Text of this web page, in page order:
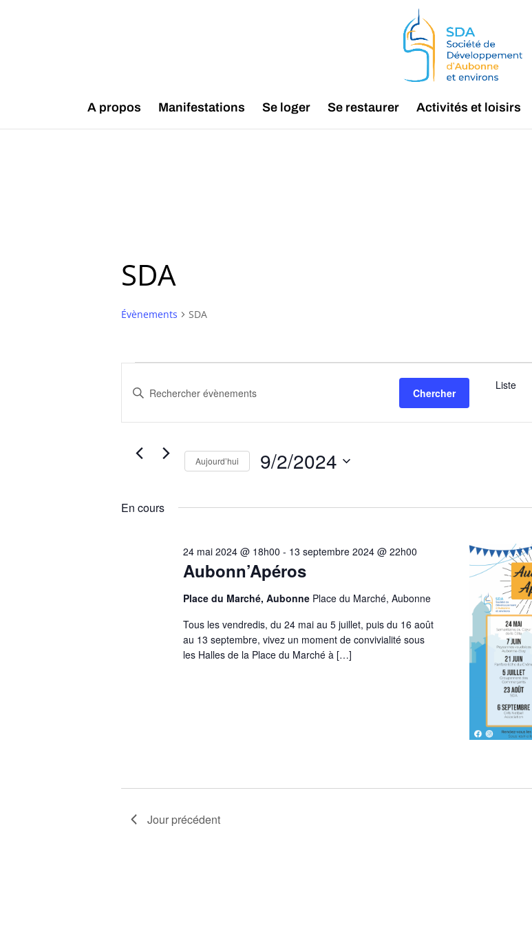
A propos Manifestations Se loger Se restaurer Activités et loisirs
SDA
Évènements SDA
Évènements
for
septembre
2024
Recherche
et
de
vues
Évènements
Saisir
mot-
Évènements
Chercher
Liste
Aujourd’hui 9/2/2024
En cours
Aubonn’Apéros
24 mai 2024 @ 18h00 - 13 septembre 2024 @ 22h00
Place du Marché, Aubonne Place du Marché, Aubonne
Tous les vendredis, du 24 mai au 5 juillet, puis du 16 août
au 13 septembre, vivez un moment de convivialité sous
les Halles de la Place du Marché à […]
Jour précédent